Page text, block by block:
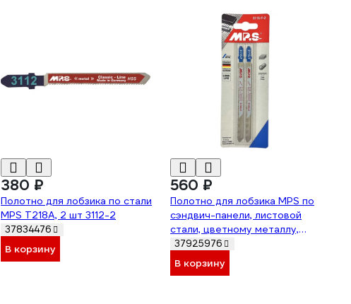
380 ₽
Полотно для лобзика по стали
MPS T218A, 2 шт 3112-2
37834476
В корзину
560 ₽
Полотно для лобзика MPS по
сэндвич-панели, листовой
стали, цветному металлу,
алюминию, стальной трубе,
открытому профилю,
армированному пластику
37925976
В корзину